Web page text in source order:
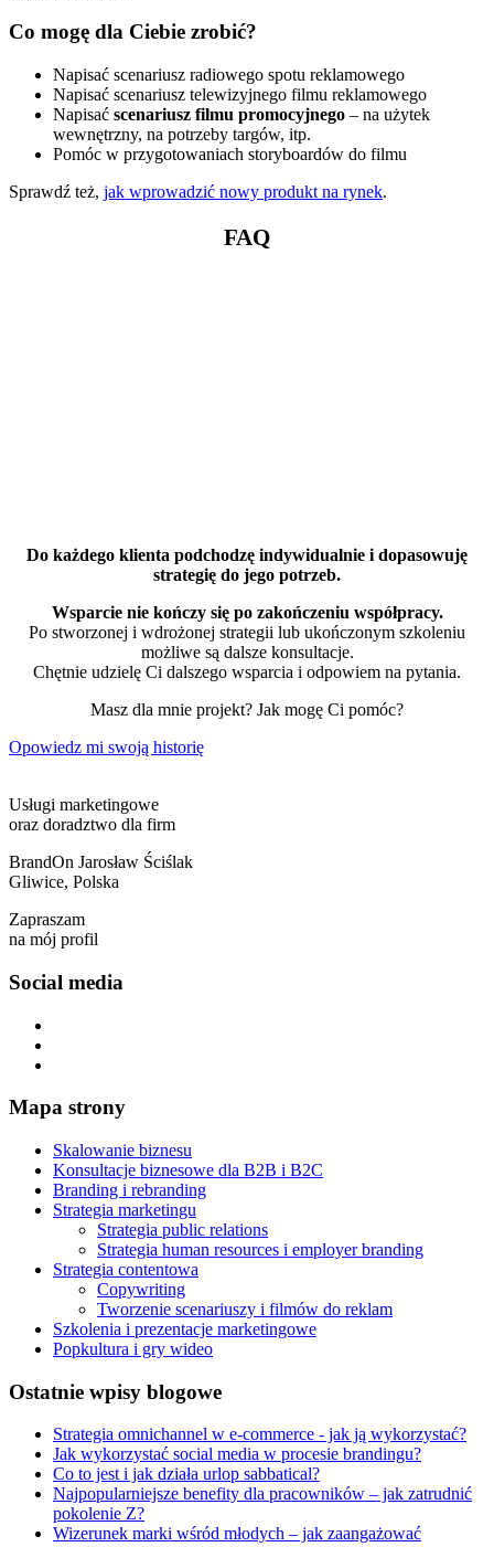
Co mogę dla Ciebie zrobić?
Napisać scenariusz radiowego spotu reklamowego
Napisać scenariusz telewizyjnego filmu reklamowego
Napisać scenariusz filmu promocyjnego – na użytek
wewnętrzny, na potrzeby targów, itp.
Pomóc w przygotowaniach storyboardów do filmu
Sprawdź też, jak wprowadzić nowy produkt na rynek.
FAQ
Do każdego klienta podchodzę indywidualnie i dopasowuję
strategię do jego potrzeb.
Wsparcie nie kończy się po zakończeniu współpracy.
Po stworzonej i wdrożonej strategii lub ukończonym szkoleniu
możliwe są dalsze konsultacje.
Chętnie udzielę Ci dalszego wsparcia i odpowiem na pytania.
Masz dla mnie projekt? Jak mogę Ci pomóc?
Opowiedz mi swoją historię
Usługi marketingowe
oraz doradztwo dla firm
BrandOn Jarosław Ściślak
Gliwice, Polska
Zapraszam
na mój profil
Social media
Mapa strony
Skalowanie biznesu
Konsultacje biznesowe dla B2B i B2C
Branding i rebranding
Strategia marketingu
Strategia public relations
Strategia human resources i employer branding
Strategia contentowa
Copywriting
Tworzenie scenariuszy i filmów do reklam
Szkolenia i prezentacje marketingowe
Popkultura i gry wideo
Ostatnie wpisy blogowe
Strategia omnichannel w e-commerce - jak ją wykorzystać?
Jak wykorzystać social media w procesie brandingu?
Co to jest i jak działa urlop sabbatical?
Najpopularniejsze benefity dla pracowników – jak zatrudnić
pokolenie Z?
Wizerunek marki wśród młodych – jak zaangażować